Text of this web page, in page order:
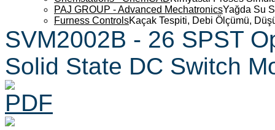
PAJ GROUP - Advanced MechatronicsYağda Su
Furness ControlsKaçak Tespiti, Debi Ölçümü,
SVM2002B - 26 SPST
Solid State DC Switch